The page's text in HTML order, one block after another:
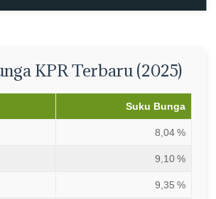
KPR Terbaru (2025)
Suku Bunga
8,04 %
9,10 %
9,35 %